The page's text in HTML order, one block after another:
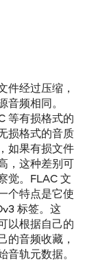
件经过压缩，
音频相同。
等有损格式的
损格式的音质
如果有损文件
，这种差别可
觉。FLAC 文
个特点是它使
标签。这
以根据自己的
的音频收藏，
音轨元数据。